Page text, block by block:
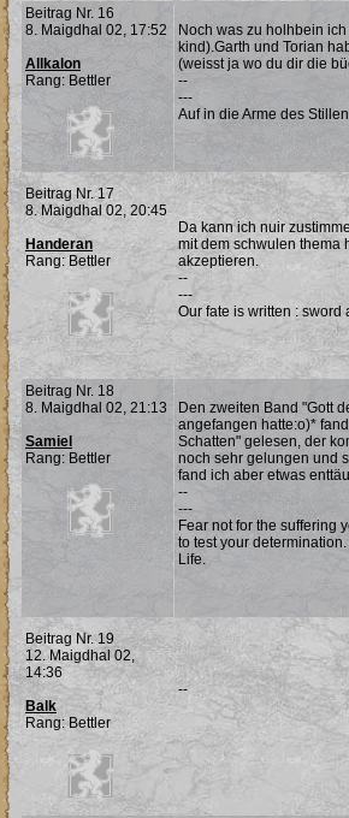
Beitrag Nr. 16
8. Maigdhal 02, 17:52
Allkalon
Rang: Bettler
Noch was zu holhbein
kind).Garth und Torian
(weisst ja wo du dir die
--
---
Auf in die Arme des
Beitrag Nr. 17
8. Maigdhal 02, 20:45
Handeran
Rang: Bettler
Da kann ich nuir
mit dem schwulen thema
akzeptieren.
--
---
Our fate is written :
Beitrag Nr. 18
8. Maigdhal 02, 21:13
Samiel
Rang: Bettler
Den zweiten Band "Gott
angefangen hatte:o)*
Schatten" gelesen, der
noch sehr gelungen und
fand ich aber etwas
--
---
Fear not for the suffering
to test your
Life.
Beitrag Nr. 19
12. Maigdhal 02,
14:36
Balk
Rang: Bettler
--